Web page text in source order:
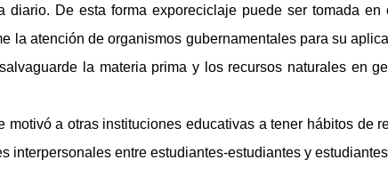
De esta forma exporeciclaje puede ser tomada
la atención de organismos gubernamentales para su
la materia prima y los recursos naturales en
a otras instituciones educativas a tener hábitos de
interpersonales entre estudiantes-estudiantes y